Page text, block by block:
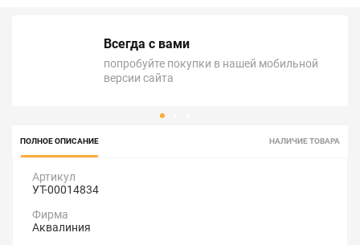
Всегда с вами
попробуйте покупки в нашей мобильной
версии сайта
ПОЛНОЕ ОПИСАНИЕ НАЛИЧИЕ ТОВАРА
Артикул
УТ-00014834
Фирма
Аквалиния